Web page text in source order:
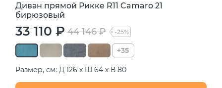
Диван прямой Рикке R11 Camaro 21
бирюзовый
33 110 ₽ 44 146 ₽ -25%
+35
Размер, см: Д 126 х Ш 64 х В 80